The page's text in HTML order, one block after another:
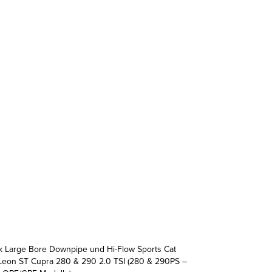
Large Bore Downpipe und Hi-Flow Sports Cat
ST Cupra 280 & 290 2.0 TSI (280 & 290PS –